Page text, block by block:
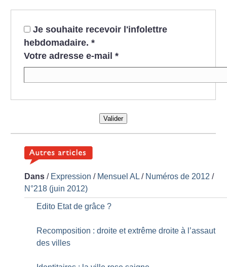
Je souhaite recevoir l'infolettre
hebdomadaire. *
Votre adresse e-mail *
Valider
Dans / Expression / Mensuel AL / Numéros de 2012 /
N°218 (juin 2012)
Edito Etat de grâce ?
Recomposition : droite et extrême droite à l’assaut
des villes